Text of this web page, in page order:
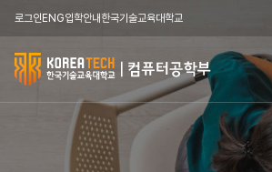
로그인ENG입학안내한국기술교육대학교
한
국